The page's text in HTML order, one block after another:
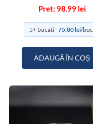
5.00
98.99 lei
5+ bucati -75.00lei/buc.
ADAUGĂ ÎN COȘ